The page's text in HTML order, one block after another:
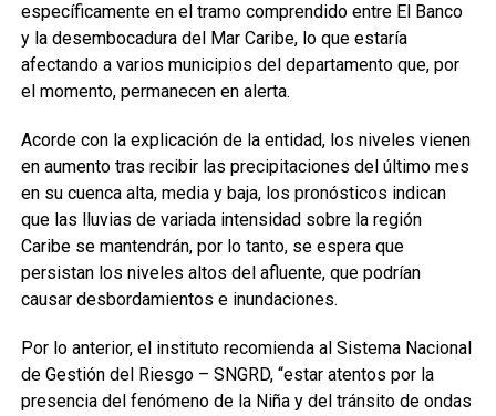
específicamente en el tramo comprendido entre El Banco
y la desembocadura del Mar Caribe, lo que estaría
afectando a varios municipios del departamento que, por
el momento, permanecen en alerta.
Acorde con la explicación de la entidad, los niveles vienen
en aumento tras recibir las precipitaciones del último mes
en su cuenca alta, media y baja, los pronósticos indican
que las lluvias de variada intensidad sobre la región
Caribe se mantendrán, por lo tanto, se espera que
persistan los niveles altos del afluente, que podrían
causar desbordamientos e inundaciones.
Por lo anterior, el instituto recomienda al Sistema Nacional
de Gestión del Riesgo – SNGRD, “estar atentos por la
presencia del fenómeno de la Niña y del tránsito de ondas